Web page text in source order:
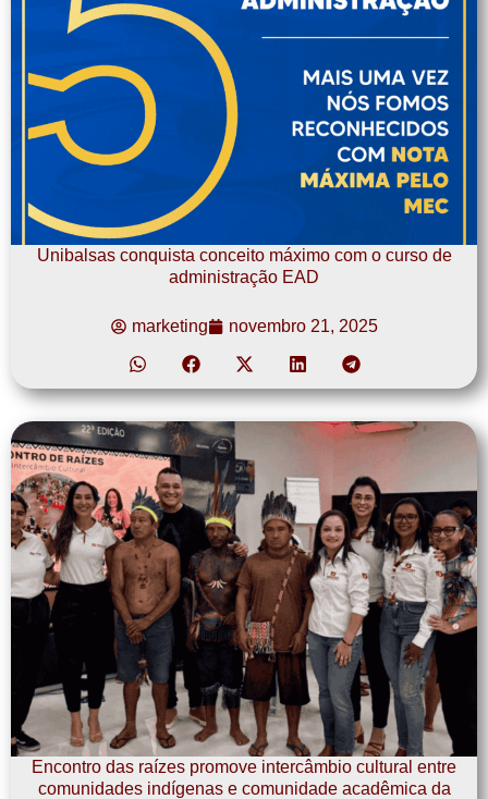
Unibalsas conquista conceito máximo com o curso de
administração EAD
marketing novembro 21, 2025
Encontro das raízes promove intercâmbio cultural entre
comunidades indígenas e comunidade acadêmica da